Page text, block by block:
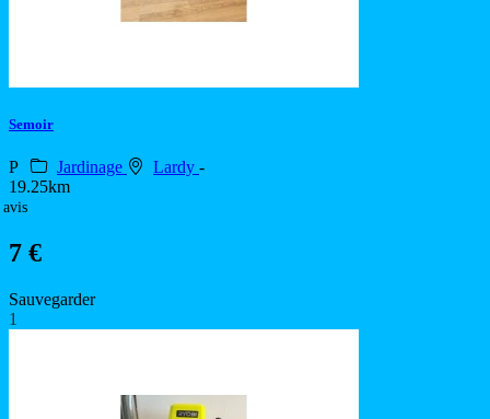
Semoir
P Jardinage Lardy -
19.25km
avis
7 €
Sauvegarder
1